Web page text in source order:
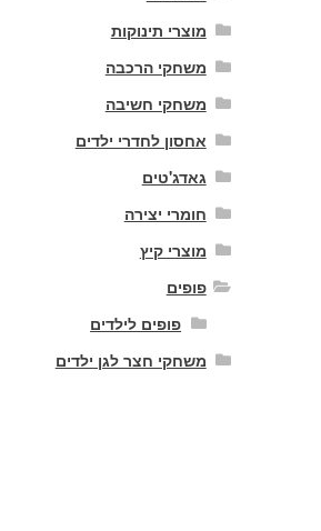
מוצרי תינוקות
משחקי הרכבה
משחקי חשיבה
אחסון לחדרי ילדים
גאדג'טים
חומרי יצירה
מוצרי קיץ
פופים
פופים לילדים
משחקי חצר לגן ילדים